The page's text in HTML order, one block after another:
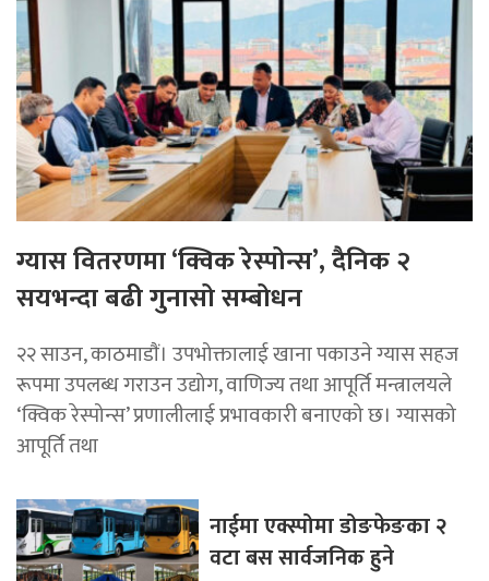
ग्यास वितरणमा ‘क्विक रेस्पोन्स’, दैनिक २
सयभन्दा बढी गुनासो सम्बोधन
२२ साउन, काठमाडाैं। उपभोक्तालाई खाना पकाउने ग्यास सहज
रूपमा उपलब्ध गराउन उद्योग, वाणिज्य तथा आपूर्ति मन्त्रालयले
‘क्विक रेस्पोन्स’ प्रणालीलाई प्रभावकारी बनाएको छ। ग्यासको
आपूर्ति तथा
नाईमा एक्स्पोमा डोङफेङका २
वटा बस सार्वजनिक हुने